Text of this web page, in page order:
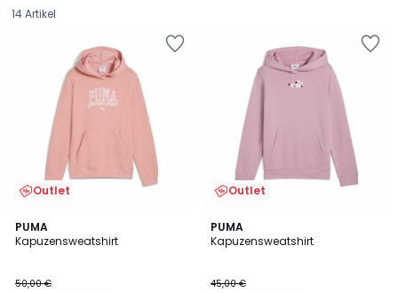
14 Artikel
Outlet
PUMA
Kapuzensweatshirt
€
50,00 €
Outlet
PUMA
Kapuzensweatshirt
45,00 €
5
/